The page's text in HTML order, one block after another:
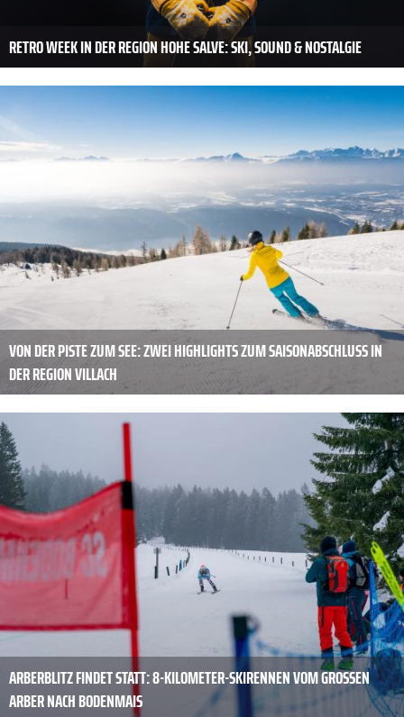
RETRO WEEK IN DER REGION HOHE SALVE: SKI, SOUND & NOSTALGIE
VON DER PISTE ZUM SEE: ZWEI HIGHLIGHTS ZUM SAISONABSCHLUSS IN
DER REGION VILLACH
ARBERBLITZ FINDET STATT: 8-KILOMETER-SKIRENNEN VOM GROSSEN A
RBER NACH BODENMAIS